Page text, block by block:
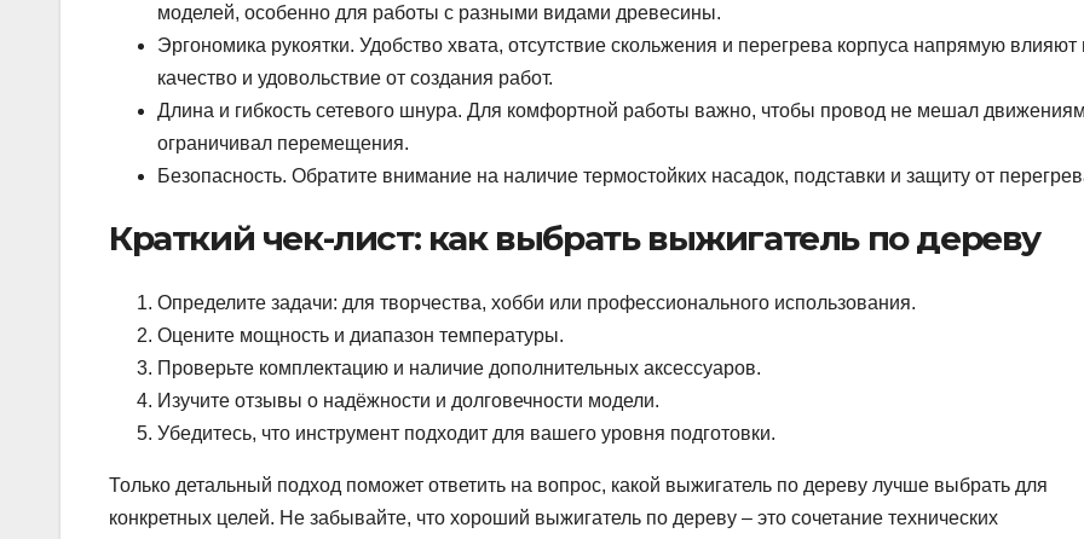
моделей, особенно для работы с разными видами древесины.
Эргономика рукоятки. Удобство хвата, отсутствие скольжения и перегрева корпуса напрямую влияют
качество и удовольствие от создания работ.
Длина и гибкость сетевого шнура. Для комфортной работы важно, чтобы провод не мешал
ограничивал перемещения.
Безопасность. Обратите внимание на наличие термостойких насадок, подставки и защиту от
Краткий чек-лист: как выбрать выжигатель по дереву
Определите задачи: для творчества, хобби или профессионального использования.
Оцените мощность и диапазон температуры.
Проверьте комплектацию и наличие дополнительных аксессуаров.
Изучите отзывы о надёжности и долговечности модели.
Убедитесь, что инструмент подходит для вашего уровня подготовки.
Только детальный подход поможет ответить на вопрос, какой выжигатель по дереву лучше выбрать для
конкретных целей. Не забывайте, что хороший выжигатель по дереву – это сочетание технических